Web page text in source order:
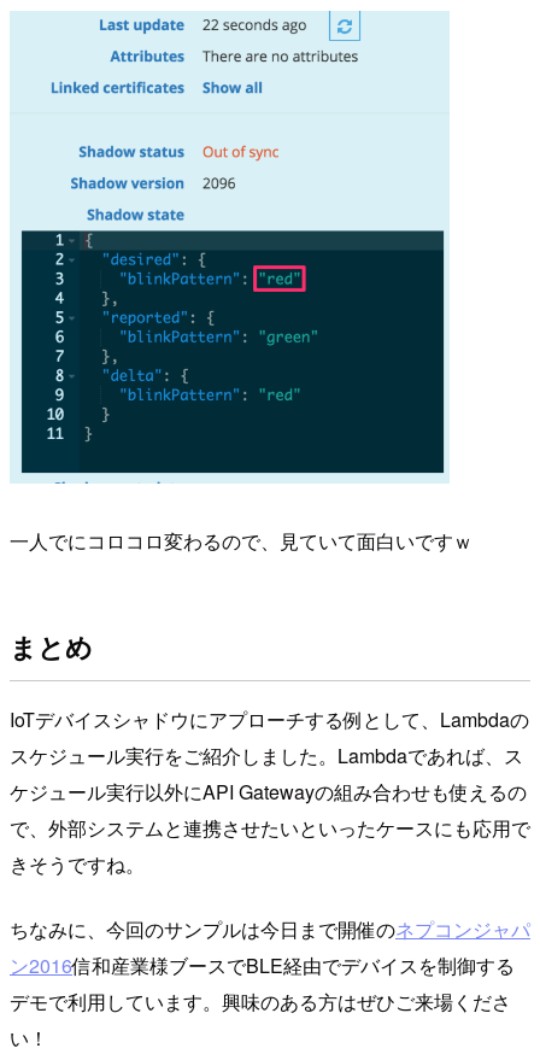
一人でにコロコロ変わるので、見ていて面白いですｗ
まとめ
IoTデバイスシャドウにアプローチする例として、Lambdaの
スケジュール実行をご紹介しました。Lambdaであれば、ス
ケジュール実行以外にAPI Gatewayの組み合わせも使えるの
で、外部システムと連携させたいといったケースにも応用で
きそうですね。
ちなみに、今回のサンプルは今日まで開催のネプコンジャパ
ン2016信和産業様ブースでBLE経由でデバイスを制御する
デモで利用しています。興味のある方はぜひご来場くださ
い！